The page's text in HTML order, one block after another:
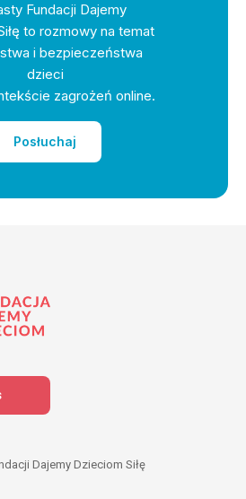
Fundacji Dajemy
to rozmowy na temat
i bezpieczeństwa
dzieci
zagrożeń online.
Posłuchaj
Dajemy Dzieciom Siłę